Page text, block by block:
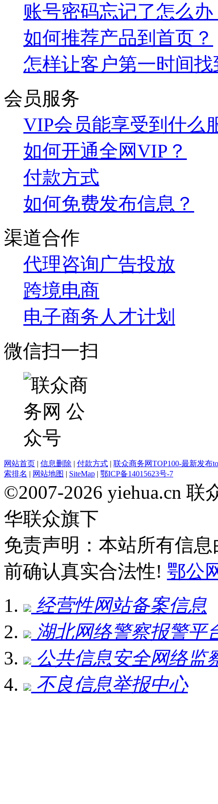
账号密码忘记了怎么办
如何推荐产品到首页？
怎样让客户第一时间
会员服务
VIP会员能享受到什么
如何开通全网VIP？
付款方式
如何免费发布信息？
渠道合作
代理咨询广告投放
跨境电商
电子商务人才计划
微信扫一扫
网站首页 | 信息删除 | 付款方式 | 联众商务网TOP100-最新发布
索排名 | 网站地图 | SiteMap | 鄂ICP备14015623号-7
©2007-2026 yiehua.cn
华联众旗下
免责声明：本站所有信
前确认真实合法性! 鄂公
经营性网站备案信息
湖北网络警察报警平
公共信息安全网络监
不良信息举报中心